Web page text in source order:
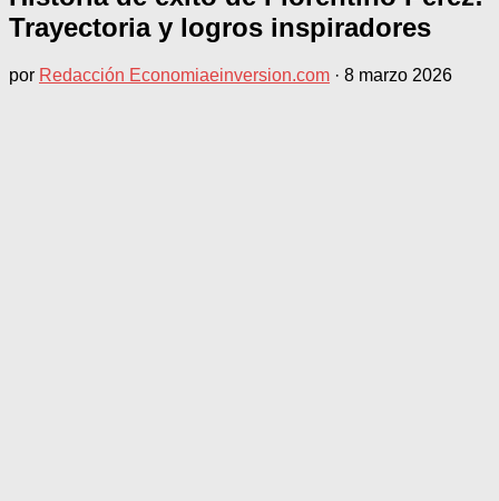
Trayectoria y logros inspiradores
por Redacción Economiaeinversion.com · 8 marzo 2026